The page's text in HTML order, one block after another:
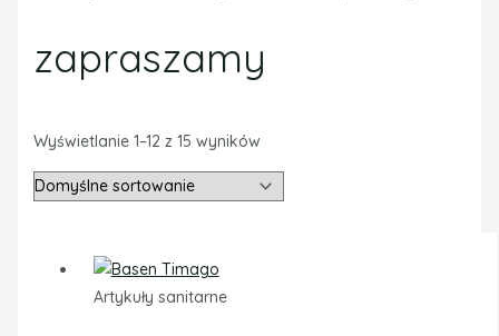
zapraszamy
Wyświetlanie 1–12 z 15 wyników
Artykuły sanitarne